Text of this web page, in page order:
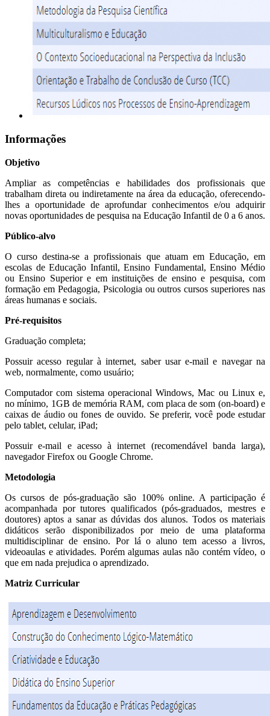
Informações
Objetivo
Ampliar as competências e habilidades dos profissionais que
trabalham direta ou indiretamente na área da educação, oferecendo-
lhes a oportunidade de aprofundar conhecimentos e/ou adquirir
novas oportunidades de pesquisa na Educação Infantil de 0 a 6 anos.
Público-alvo
O curso destina-se a profissionais que atuam em Educação, em
escolas de Educação Infantil, Ensino Fundamental, Ensino Médio
ou Ensino Superior e em instituições de ensino e pesquisa, com
formação em Pedagogia, Psicologia ou outros cursos superiores nas
áreas humanas e sociais.
Pré-requisitos
Graduação completa;
Possuir acesso regular à internet, saber usar e-mail e navegar na
web, normalmente, como usuário;
Computador com sistema operacional Windows, Mac ou Linux e,
no mínimo, 1GB de memória RAM, com placa de som (on-board) e
caixas de áudio ou fones de ouvido. Se preferir, você pode estudar
pelo tablet, celular, iPad;
Possuir e-mail e acesso à internet (recomendável banda larga),
navegador Firefox ou Google Chrome.
Metodologia
Os cursos de pós-graduação são 100% online. A participação é
acompanhada por tutores qualificados (pós-graduados, mestres e
doutores) aptos a sanar as dúvidas dos alunos. Todos os materiais
didáticos serão disponibilizados por meio de uma plataforma
multidisciplinar de ensino. Por lá o aluno tem acesso a livros,
videoaulas e atividades. Porém algumas aulas não contém vídeo, o
que em nada prejudica o aprendizado.
Matriz Curricular